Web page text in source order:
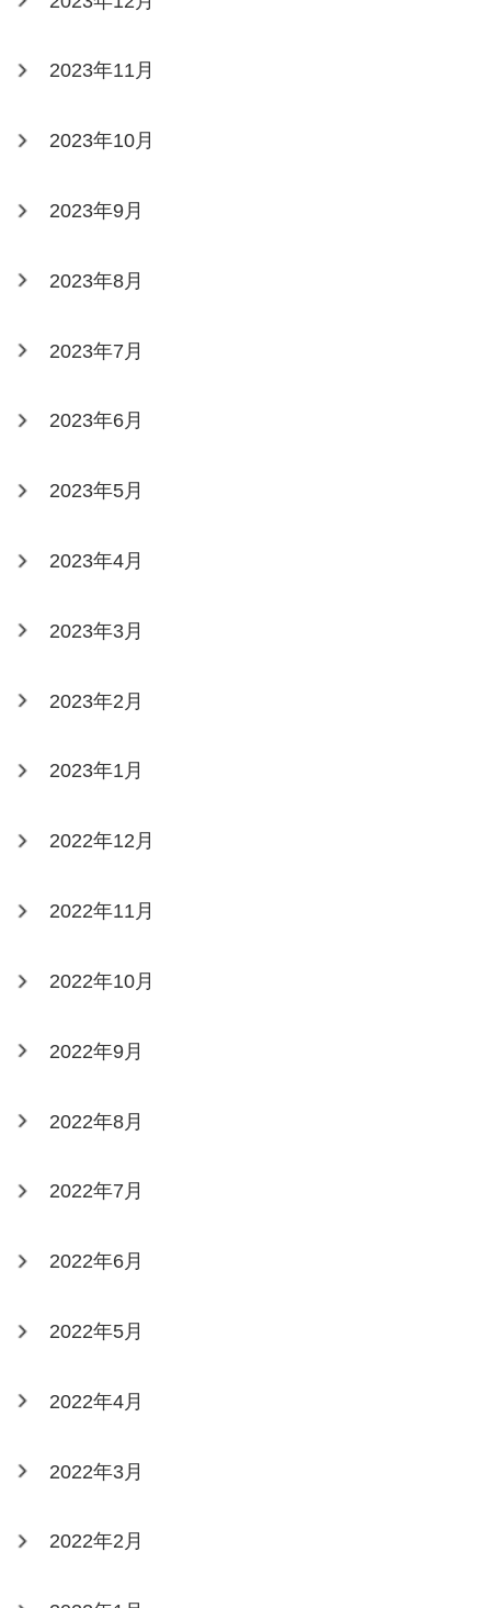
2023年11月
2023年10月
2023年9月
2023年8月
2023年7月
2023年6月
2023年5月
2023年4月
2023年3月
2023年2月
2023年1月
2022年12月
2022年11月
2022年10月
2022年9月
2022年8月
2022年7月
2022年6月
2022年5月
2022年4月
2022年3月
2022年2月